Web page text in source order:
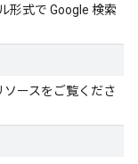
形式で Google 検索
ースをご覧くださ